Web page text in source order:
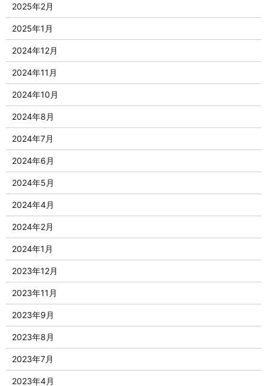
2025年2月
2025年1月
2024年12月
2024年11月
2024年10月
2024年8月
2024年7月
2024年6月
2024年5月
2024年4月
2024年2月
2024年1月
2023年12月
2023年11月
2023年9月
2023年8月
2023年7月
2023年4月